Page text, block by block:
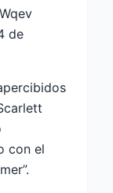
de
con el